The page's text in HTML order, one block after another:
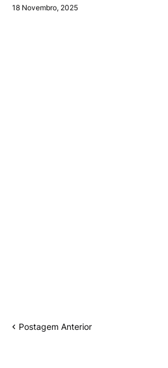
18 Novembro, 2025
Postagem Anterior